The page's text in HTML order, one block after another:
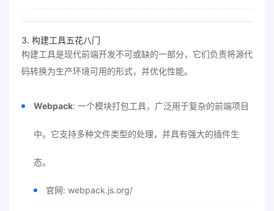
3. 构建工具五花八门
构建工具是现代前端开发不可或缺的一部分，它们负责将源代
码转换为生产环境可用的形式，并优化性能。
Webpack: 一个模块打包工具，广泛用于复杂的前端项目
中。它支持多种文件类型的处理，并具有强大的插件生
态。
官网: webpack.js.org/